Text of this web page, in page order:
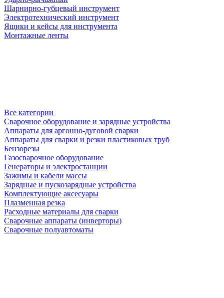
Шарнирно-губцевый инструмент
Электротехнический инструмент
Ящики и кейсы для инструмента
Монтажные ленты
Все категории
Сварочное оборудование и зарядные устройства
Аппараты для аргонно-дуговой сварки
Аппараты для сварки и резки пластиковых труб
Бензорезы
Газосварочное оборудование
Генераторы и электростанции
Зажимы и кабели массы
Зарядные и пускозарядные устройства
Комплектующие аксесуары
Плазменная резка
Расходные материалы для сварки
Сварочные аппараты (инверторы)
Сварочные полуавтоматы